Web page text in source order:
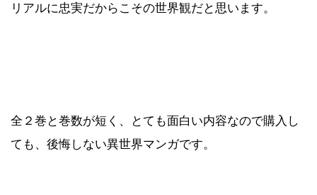
リアルに忠実だからこその世界観だと思います。
全２巻と巻数が短く、とても面白い内容なので購入し
ても、後悔しない異世界マンガです。